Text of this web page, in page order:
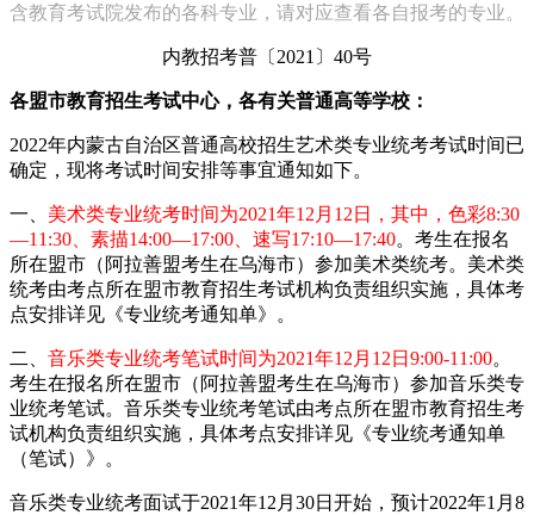
含教育考试院发布的各科专业，请对应查看各自报考的专业。
内教招考普〔2021〕40号
各盟市教育招生考试中心，各有关普通高等学校：
2022年内蒙古自治区普通高校招生艺术类专业统考考试时间已
确定，现将考试时间安排等事宜通知如下。
一、 美术类专业统考时间为2021年12月12日，其中，色彩8:30
—11:30、素描14:00—17:00、速写17:10—17:40。考生在报名
所在盟市（阿拉善盟考生在乌海市）参加美术类统考。美术类
统考由考点所在盟市教育招生考试机构负责组织实施，具体考
点安排详见《专业统考通知单》。
二、 音乐类专业统考笔试时间为2021年12月12日9:00-11:00。
考生在报名所在盟市（阿拉善盟考生在乌海市）参加音乐类专
业统考笔试。音乐类专业统考笔试由考点所在盟市教育招生考
试机构负责组织实施，具体考点安排详见《专业统考通知单
（笔试）》。
音乐类专业统考面试于2021年12月30日开始，预计2022年1月8